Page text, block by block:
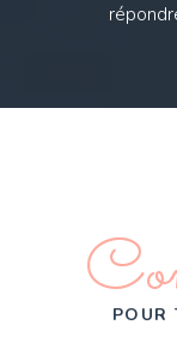
POUR